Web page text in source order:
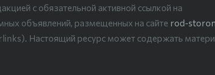
с обязательной активной ссылкой на
объявлений, размещенных на сайте rod-
Настоящий ресурс может содержать